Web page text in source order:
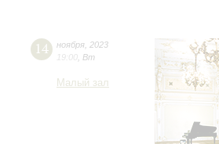
14 ноября 2023
19:00 Вт
Малый зал